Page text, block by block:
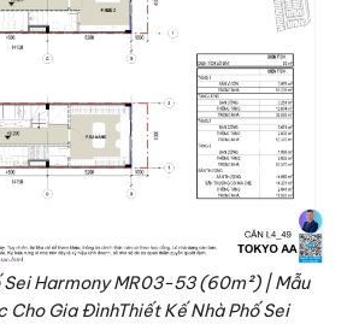
Sei Harmony MR03-53 (60m²) | Mẫu
Cho Gia ĐìnhThiết Kế Nhà Phố Sei